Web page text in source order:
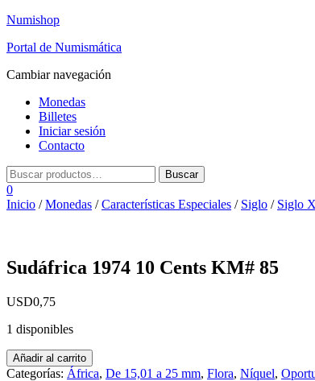
Numishop
Portal de Numismática
Cambiar navegación
Monedas
Billetes
Iniciar sesión
Contacto
0
Inicio /Monedas /Características Especiales / Siglo / Siglo
Sudáfrica 1974 10 Cents KM# 85
USD0,75
1 disponibles
Sudáfrica
1974
Añadir al carrito
Categorías: África, De 15,01 a 25 mm, Flora, Níquel,